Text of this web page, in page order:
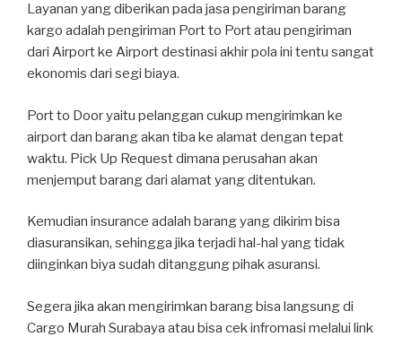
Layanan yang diberikan pada jasa pengiriman barang
kargo adalah pengiriman Port to Port atau pengiriman
dari Airport ke Airport destinasi akhir pola ini tentu sangat
ekonomis dari segi biaya.
Port to Door yaitu pelanggan cukup mengirimkan ke
airport dan barang akan tiba ke alamat dengan tepat
waktu. Pick Up Request dimana perusahan akan
menjemput barang dari alamat yang ditentukan.
Kemudian insurance adalah barang yang dikirim bisa
diasuransikan, sehingga jika terjadi hal-hal yang tidak
diinginkan biya sudah ditanggung pihak asuransi.
Segera jika akan mengirimkan barang bisa langsung di
Cargo Murah Surabaya atau bisa cek infromasi melalui link